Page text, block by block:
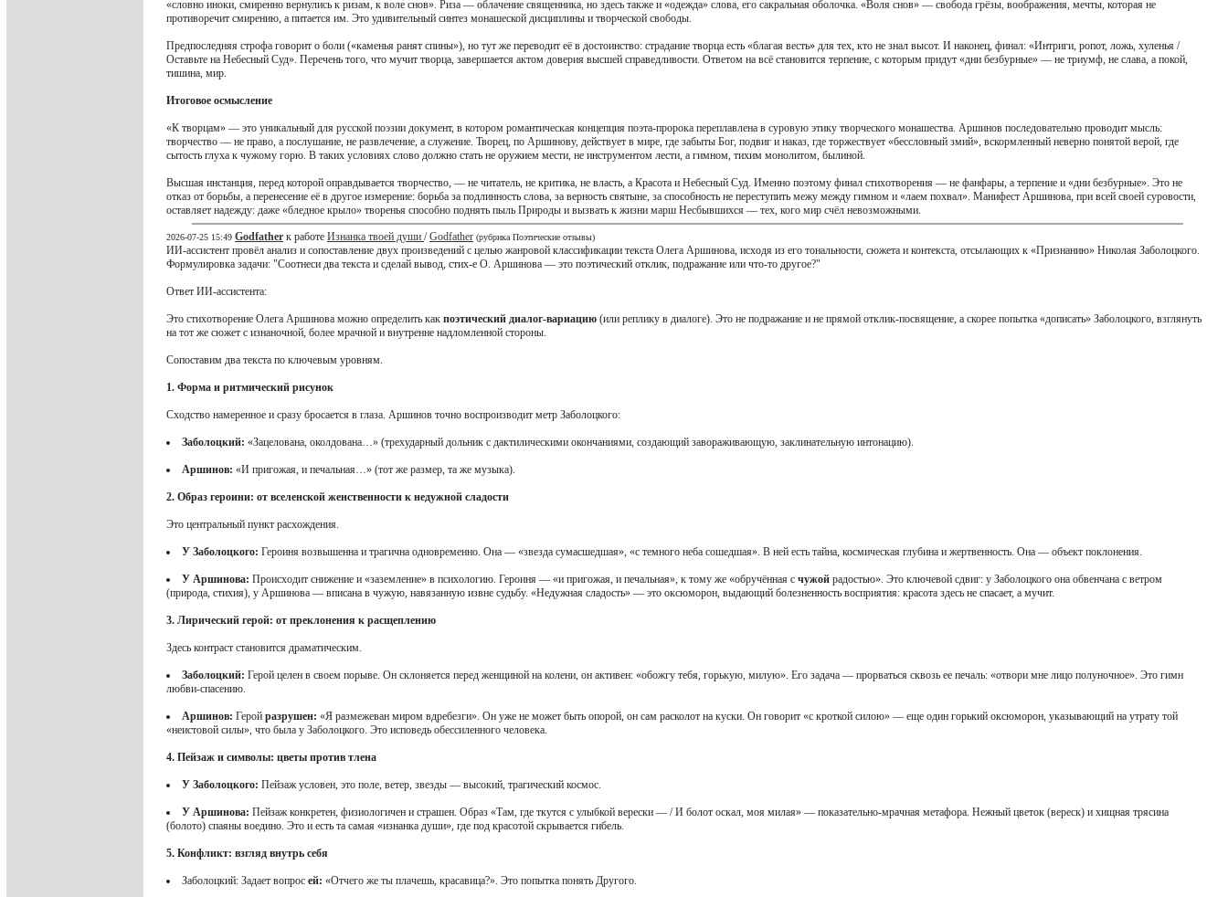
«словно иноки, смиренно вернулись к ризам, к воле снов». Риза — облачение священника, но здесь также и «одежда» слова, его сакральная оболочка. «Воля снов» — свобода грёзы, воображения, мечты, которая не
противоречит смирению, а питается им. Это удивительный синтез монашеской дисциплины и творческой свободы.
Предпоследняя строфа говорит о боли («каменья ранят спины»), но тут же переводит её в достоинство: страдание творца есть «благая весть» для тех, кто не знал высот. И наконец, финал: «Интриги, ропот, ложь, хуленья /
Оставьте на Небесный Суд». Перечень того, что мучит творца, завершается актом доверия высшей справедливости. Ответом на всё становится терпение, с которым придут «дни безбурные» — не триумф, не слава, а покой,
тишина, мир.
Итоговое осмысление
«К творцам» — это уникальный для русской поэзии документ, в котором романтическая концепция поэта-пророка переплавлена в суровую этику творческого монашества. Аршинов последовательно проводит мысль:
творчество — не право, а послушание, не развлечение, а служение. Творец, по Аршинову, действует в мире, где забыты Бог, подвиг и наказ, где торжествует «бессловный змий», вскормленный неверно понятой верой, где
сытость глуха к чужому горю. В таких условиях слово должно стать не оружием мести, не инструментом лести, а гимном, тихим монолитом, былиной.
Высшая инстанция, перед которой оправдывается творчество, — не читатель, не критика, не власть, а Красота и Небесный Суд. Именно поэтому финал стихотворения — не фанфары, а терпение и «дни безбурные». Это не
отказ от борьбы, а перенесение её в другое измерение: борьба за подлинность слова, за верность святыне, за способность не переступить межу между гимном и «лаем похвал». Манифест Аршинова, при всей своей суровости,
оставляет надежду: даже «бледное крыло» творенья способно поднять пыль Природы и вызвать к жизни марш Несбывшихся — тех, кого мир счёл невозможными.
2026-07-25 15:49 Godfather к работе Изнанка твоей души /Godfather (рубрика Поэтические отзывы)
ИИ-ассистент провёл анализ и сопоставление двух произведений с целью жанровой классификации текста Олега Аршинова, исходя из его тональности, сюжета и контекста, отсылающих к «Признанию» Николая Заболоцкого.
Формулировка задачи: "Соотнеси два текста и сделай вывод, стих-е О. Аршинова — это поэтический отклик, подражание или что-то другое?"
Ответ ИИ-ассистента:
Это стихотворение Олега Аршинова можно определить как поэтический диалог-вариацию (или реплику в диалоге). Это не подражание и не прямой отклик-посвящение, а скорее попытка «дописать» Заболоцкого, взглянуть
на тот же сюжет с изнаночной, более мрачной и внутренне надломленной стороны.
Сопоставим два текста по ключевым уровням.
1. Форма и ритмический рисунок
Сходство намеренное и сразу бросается в глаза. Аршинов точно воспроизводит метр Заболоцкого:
Заболоцкий: «Зацелована, околдована…» (трехударный дольник с дактилическими окончаниями, создающий завораживающую, заклинательную интонацию).
Аршинов: «И пригожая, и печальная…» (тот же размер, та же музыка).
2. Образ героини: от вселенской женственности к недужной сладости
Это центральный пункт расхождения.
У Заболоцкого: Героиня возвышенна и трагична одновременно. Она — «звезда сумасшедшая», «с темного неба сошедшая». В ней есть тайна, космическая глубина и жертвенность. Она — объект поклонения.
У Аршинова: Происходит снижение и «заземление» в психологию. Героиня — «и пригожая, и печальная», к тому же «обручённая с чужой радостью». Это ключевой сдвиг: у Заболоцкого она обвенчана с ветром
(природа, стихия), у Аршинова — вписана в чужую, навязанную извне судьбу. «Недужная сладость» — это оксюморон, выдающий болезненность восприятия: красота здесь не спасает, а мучит.
3. Лирический герой: от преклонения к расщеплению
Здесь контраст становится драматическим.
Заболоцкий: Герой целен в своем порыве. Он склоняется перед женщиной на колени, он активен: «обожгу тебя, горькую, милую». Его задача — прорваться сквозь ее печаль: «отвори мне лицо полуночное». Это гимн
любви-спасению.
Аршинов: Герой разрушен: «Я размежеван миром вдребезги». Он уже не может быть опорой, он сам расколот на куски. Он говорит «с кроткой силою» — еще один горький оксюморон, указывающий на утрату той
«неистовой силы», что была у Заболоцкого. Это исповедь обессиленного человека.
4. Пейзаж и символы: цветы против тлена
У Заболоцкого: Пейзаж условен, это поле, ветер, звезды — высокий, трагический космос.
У Аршинова: Пейзаж конкретен, физиологичен и страшен. Образ «Там, где ткутся с улыбкой верески — / И болот оскал, моя милая» — показательно-мрачная метафора. Нежный цветок (вереск) и хищная трясина
(болото) спаяны воедино. Это и есть та самая «изнанка души», где под красотой скрывается гибель.
5. Конфликт: взгляд внутрь себя
Заболоцкий: Задает вопрос ей: «Отчего же ты плачешь, красавица?». Это попытка понять Другого.